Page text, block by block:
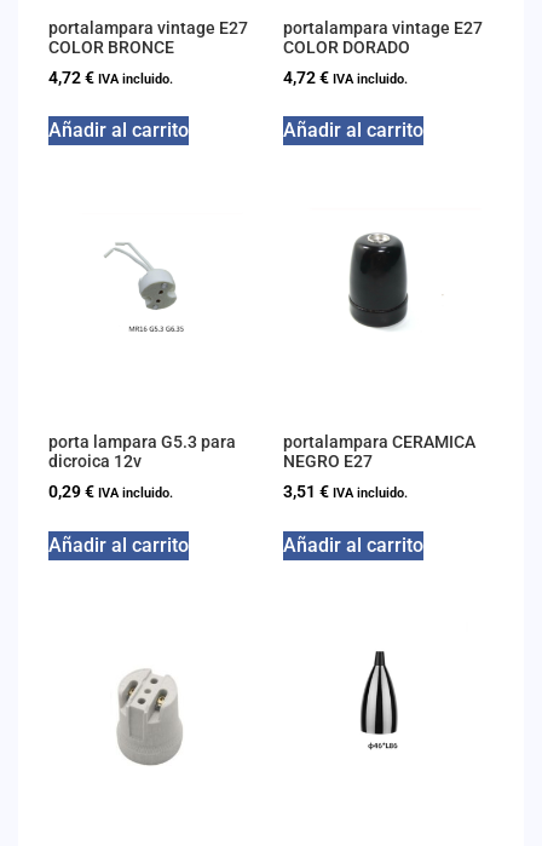
portalampara vintage E27
COLOR BRONCE
4,72€ IVA incluido.
Añadir al carrito
portalampara vintage E27
COLOR DORADO
4,72€ IVA incluido.
Añadir al carrito
porta lampara G5.3 para
dicroica 12v
0,29€ IVA incluido.
Añadir al carrito
portalampara CERAMICA
NEGRO E27
3,51 € IVA incluido.
Añadir al carrito